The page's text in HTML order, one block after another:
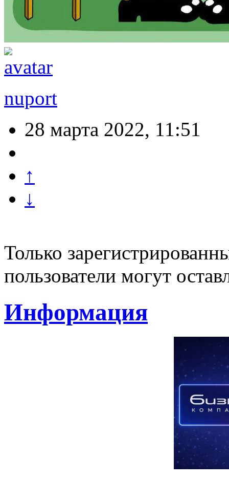
nuport
28 марта 2022, 11:51
↑
↓
Только
пользователи могут
Информация